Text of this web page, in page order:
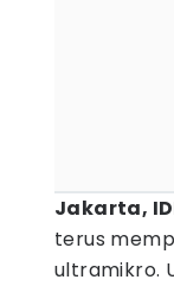
Jakarta,
terus
ultramikro.